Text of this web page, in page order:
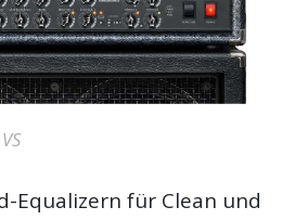
Equalizern für Clean und